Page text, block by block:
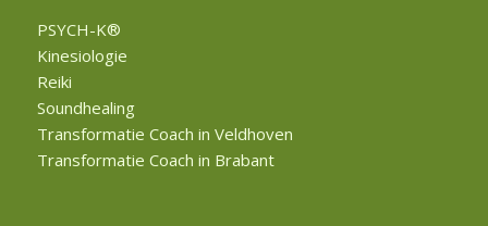
PSYCH-K®
Kinesiologie
Reiki
Soundhealing
Transformatie Coach in Veldhoven
Transformatie Coach in Brabant